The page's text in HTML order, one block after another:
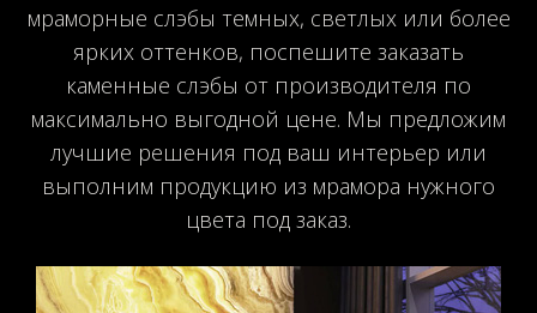
мраморные слэбы темных, светлых или более
ярких оттенков, поспешите заказать
каменные слэбы от производителя по
максимально выгодной цене. Мы предложим
лучшие решения под ваш интерьер или
выполним продукцию из мрамора нужного
цвета под заказ.